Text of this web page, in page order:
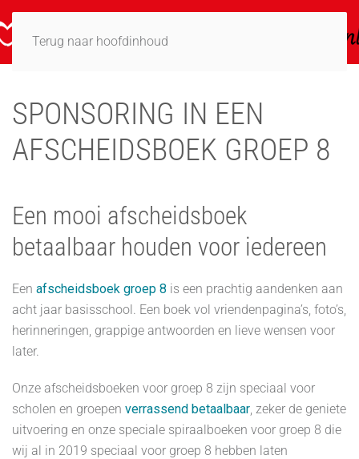
Terug naar hoofdinhoud
SPONSORING IN EEN
AFSCHEIDSBOEK GROEP 8
Een mooi afscheidsboek
betaalbaar houden voor iedereen
Een afscheidsboek groep 8 is een prachtig aandenken aan
acht jaar basisschool. Een boek vol vriendenpagina’s, foto’s,
herinneringen, grappige antwoorden en lieve wensen voor
later.
Onze afscheidsboeken voor groep 8 zijn speciaal voor
scholen en groepen verrassend betaalbaar, zeker de geniete
uitvoering en onze speciale spiraalboeken voor groep 8 die
wij al in 2019 speciaal voor groep 8 hebben laten